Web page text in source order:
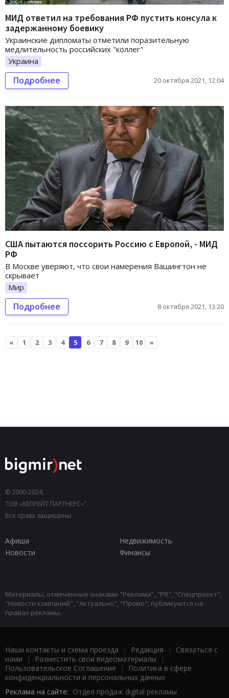
МИД ответил на требования РФ пустить консула к
задержанному боевику
Украинские дипломаты отметили поразительную
медлительность российских "коллег"
Украина
Подробнее 20 октября 2021, 12:04
США пытаются поссорить Россию с Европой, - МИД
РФ
В Москве уверяют, что свои намерения Вашингтон не
скрывает
Мир
Подробнее 8 октября 2021, 13:20
« 1 2 3 4 5 6 7 8 9 10 »
© 2000-2024,
ТОВ «КЕПРЕЙТ ПАРТНЕРС»".
Все права защищены.
Афиша
Недвижимость
Новости
Финансы
Материалы, отмеченные знаками "Реклама", "PR", "Спецпроект",
"Новости компаний", "Актуально", "Промо", публикуются на
правах рекламы.
Наши контакты и схема проезда | Редакция | Связаться с
нами | Разместить свои видеоматериалы |
Пользовательское Соглашение |
Политика в сфере
конфиденциальности и персональных данных
Реклама на сайте: Отдел продаж digital рекламы